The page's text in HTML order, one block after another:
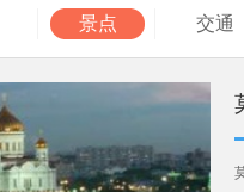
景点 交通